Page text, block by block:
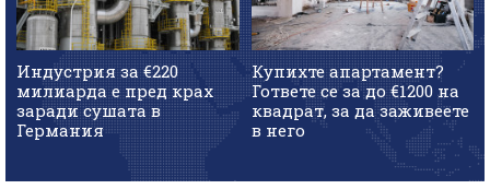
Индустрия за €220
милиарда е пред крах
заради сушата в
Германия
Купихте апартамент?
Гответе се за до €1200 на
квадрат, за да заживеете
в него